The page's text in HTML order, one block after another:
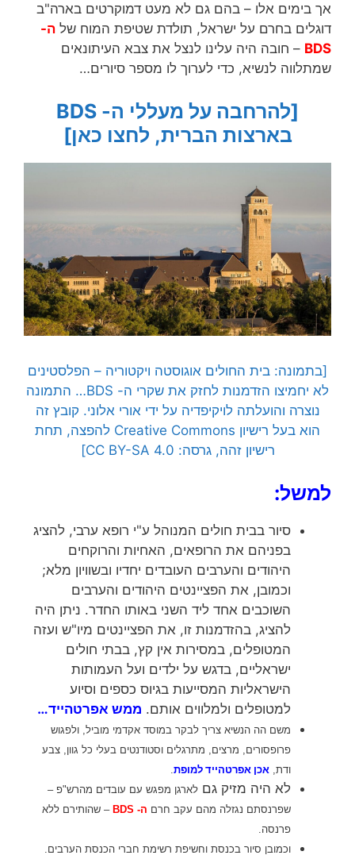
אך בימים אלו – בהם גם לא מעט דמוקרטים בארה"ב
דוגלים בחרם על ישראל, תולדת שטיפת המוח של ה-
BDS – חובה היה עלינו לנצל את צבא העיתונאים
שמתלווה לנשיא, כדי לערוך לו מספר סיורים…
[להרחבה על מעללי ה- BDS
בארצות הברית, לחצו כאן]
[בתמונה: בית החולים אוגוסטה ויקטוריה – הפלסטינים
לא יחמיצו הזדמנות לחזק את שקרי ה- BDS… התמונה
נוצרה והועלתה לויקיפדיה על ידי אורי אלוני. קובץ זה
הוא בעל רישיון Creative Commons להפצה, תחת
רישיון זהה, גרסה: CC BY-SA 4.0]
למשל:
סיור בבית חולים המנוהל ע"י רופא ערבי, להציג
בפניהם את הרופאים, האחיות והרוקחים
היהודים והערבים העובדים יחדיו ובשוויון מלא;
וכמובן, את הפציינטים היהודים והערבים
השוכבים אחד ליד השני באותו החדר. ניתן היה
להציג, בהזדמנות זו, את הפציינטים מיו"ש ועזה
המטופלים, במסירות אין קץ, בבתי חולים
ישראליים, בדגש על ילדים ועל העמותות
הישראליות המסייעות בגיוס כספים וסיוע
למטופלים ולמלווים אותם. ממש אפרטהייד…
משם הה הנשיא צריך לבקר במוסד אקדמי מוביל, ולפגוש
פרופסורים, מרצים, מתרגלים וסטודנטים בעלי כל גוון, צבע
ודת, אכן אפרטהייד למופת
לא היה מזיק גם לארגן מפגש עם עובדים מהרש"פ –
שפרנסתם נגזלה מהם עקב חרם ה- BDS – שהותירם ללא
פרנסה.
וכמובן סיור בכנסת וחשיפת רשימת חברי הכנסת הערבים.